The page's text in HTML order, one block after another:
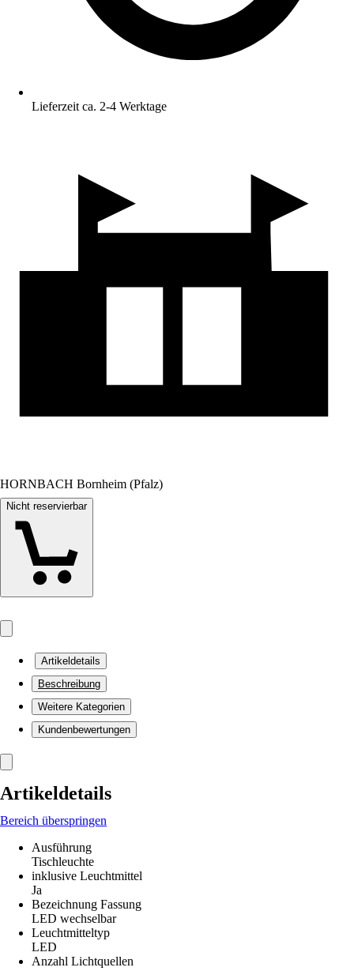
Lieferzeit ca. 2-4 Werktage
HORNBACH Bornheim (Pfalz)
Nicht reservierbar
Artikeldetails
Beschreibung
Weitere Kategorien
Kundenbewertungen
Artikeldetails
Bereich überspringen
Ausführung
Tischleuchte
inklusive Leuchtmittel
Ja
Bezeichnung Fassung
LED wechselbar
Leuchtmitteltyp
LED
Anzahl Lichtquellen